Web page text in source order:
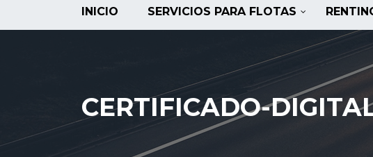
INICIO SERVICIOS PARA FLOTAS
CERTIFICADO-